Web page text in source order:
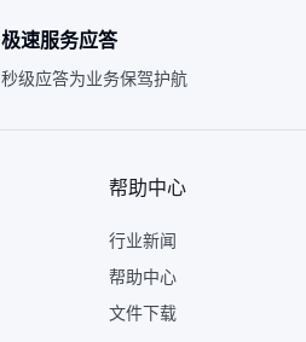
极速服务应答
秒级应答为业务保驾护航
帮助中心
行业新闻
帮助中心
文件下载